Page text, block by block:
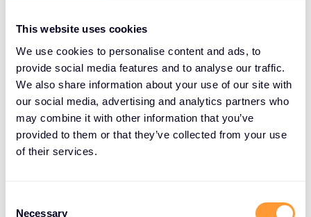
This website uses cookies
We use cookies to personalise content and ads, to
provide social media features and to analyse our traffic.
We also share information about your use of our site with
our social media, advertising and analytics partners who
may combine it with other information that you’ve
provided to them or that they’ve collected from your use
of their services.
Necessary
specialista globale della sicurezza informatica che
fornisce a partner e clienti finali una combinazione
unica di servizi e prodotti attraverso comprovate
strategie di canale, sfruttando il know-how tecnico
dei nostri team. Con uffici in oltre 45 paesi e la
capacità di servire clienti in oltre 170 paesi,
capacità di fornitura di una singola organizzazione